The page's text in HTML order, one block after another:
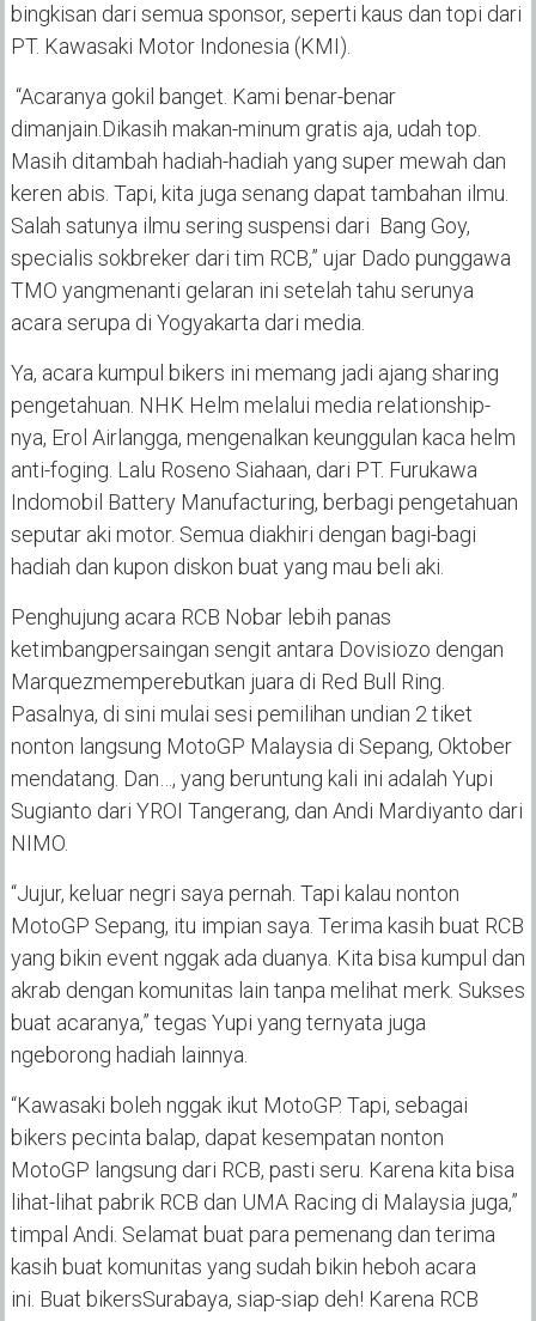
bingkisan dari semua sponsor, seperti kaus dan topi dari
PT. Kawasaki Motor Indonesia (KMI).
“Acaranya gokil banget. Kami benar-benar
dimanjain. Dikasih makan-minum gratis aja, udah top.
Masih ditambah hadiah-hadiah yang super mewah dan
keren abis . Tapi, kita juga senang dapat tambahan ilmu.
Salah satunya ilmu sering suspensi dari Bang Goy,
specialis sokbreker dari tim RCB,” ujar Dado punggawa
TMO yangmenanti gelaran ini setelah tahu serunya
acara serupa di Yogyakarta dari media
Ya, acara kumpul bikers ini memang jadi ajang sharing
pengetahuan . NHK Helm melalui media relationship-
nya, Erol Airlangga, mengenalkan keunggulan kaca helm
anti-foging. Lalu Roseno Siahaan, dari PT. Furukawa
Indomobil Battery Manufacturing, berbagi pengetahuan
seputar aki motor. Semua diakhiri dengan bagi-bagi
hadiah dan kupon diskon buat yang mau beli aki.
Penghujung acara RCB Nobar lebih panas
ketimbangpersaingan sengit antara Dovisiozo dengan
Marquezmemperebutkan juara di Red Bull Ring.
Pasalnya, di sini mulai sesi pemilihan undian 2 tiket
nonton langsung MotoGP Malaysia di Sepang, Oktober
mendatang Dan…, yang beruntung kali ini adalah Yupi
Sugianto dari YROI Tangerang, dan Andi Mardiyanto dari
NIMO.
“Jujur, keluar negri saya pernah. Tapi kalau nonton
MotoGP Sepang, itu impian saya. Terima kasih buat RCB
yang bikin event nggak ada duanya. Kita bisa kumpul dan
akrab dengan komunitas lain tanpa melihat merk. Sukses
buat acaranya,” tegas Yupi yang ternyata juga
ngeborong hadiah lainnya.
“Kawasaki boleh nggak ikut MotoGP. Tapi, sebagai
bikers pecinta balap, dapat kesempatan nonton
MotoGP langsung dari RCB, pasti seru. Karena kita bisa
lihat-lihat pabrik RCB dan UMA Racing di Malaysia juga,”
timpal Andi. Selamat buat para pemenang dan terima
kasih buat komunitas yang sudah bikin heboh acara
ini. Buat bikersSurabaya, siap-siap deh! Karena RCB